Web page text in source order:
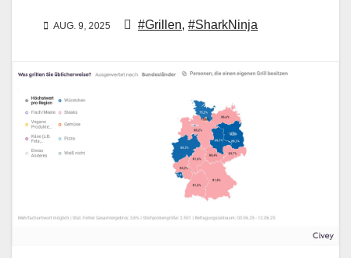
AUG. 9, 2025 #Grillen, #SharkNinja